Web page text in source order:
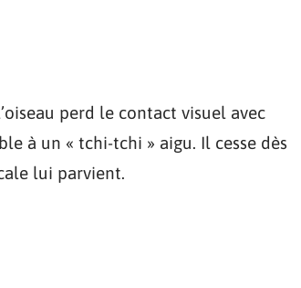
perd le contact visuel avec
à un « tchi-tchi » aigu. Il cesse dès
lui parvient.